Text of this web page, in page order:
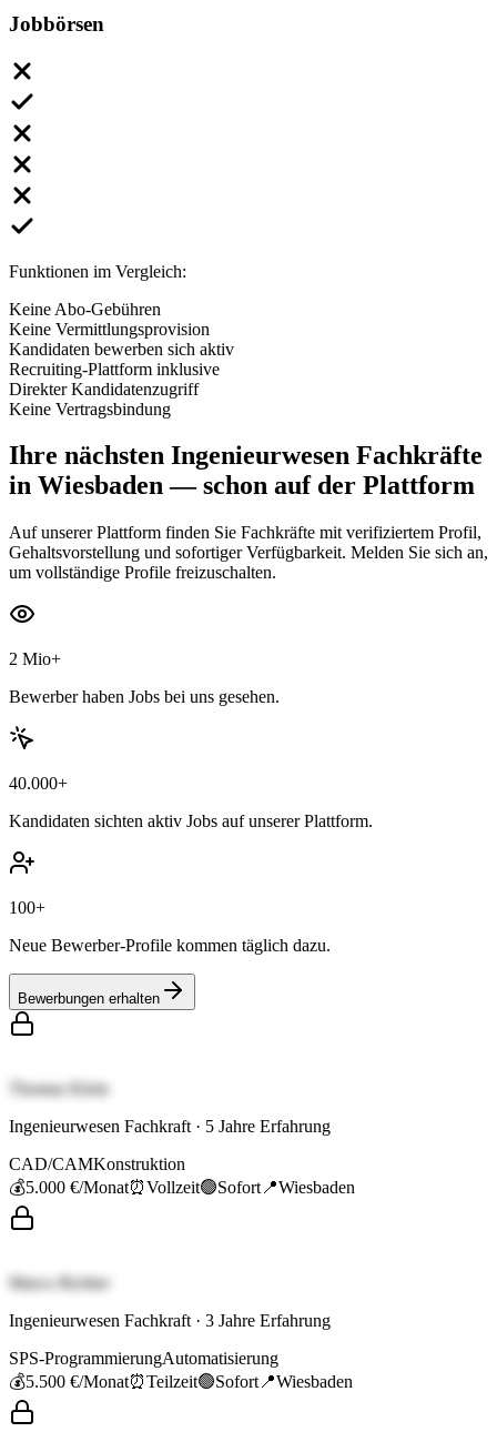
Jobbörsen
Funktionen im Vergleich:
Keine Abo-Gebühren
Keine Vermittlungsprovision
Kandidaten bewerben sich aktiv
Recruiting-Plattform inklusive
Direkter Kandidatenzugriff
Keine Vertragsbindung
Ihre nächsten Ingenieurwesen Fachkräfte
in Wiesbaden— schon auf der Plattform
Auf unserer Plattform finden Sie Fachkräfte mit verifiziertem Profil,
Gehaltsvorstellung und sofortiger Verfügbarkeit. Melden Sie sich an,
um vollständige Profile freizuschalten.
2 Mio+
Bewerber haben Jobs bei uns gesehen.
40.000+
Kandidaten sichten aktiv Jobs auf unserer Plattform.
100+
Neue Bewerber-Profile kommen täglich dazu.
Bewerbungen erhalten
Thomas Klein
Ingenieurwesen Fachkraft · 5 Jahre Erfahrung
CAD/CAMKonstruktion
💰5.000 €/Monat⏰Vollzeit🟢Sofort 📍Wiesbaden
Marco Richter
Ingenieurwesen Fachkraft · 3 Jahre Erfahrung
SPS-ProgrammierungAutomatisierung
💰5.500 €/Monat⏰Teilzeit🟢Sofort 📍Wiesbaden